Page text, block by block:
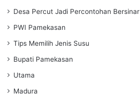
Desa Percut Jadi Percontohan Bersinar
PWI Pamekasan
Tips Memilih Jenis Susu
Bupati Pamekasan
Utama
Madura